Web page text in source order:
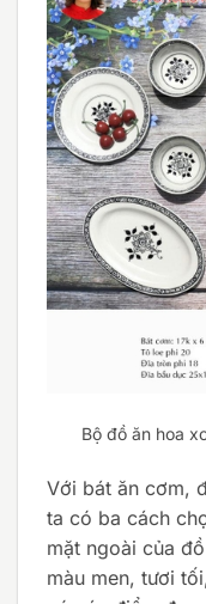
Bộ đồ ăn hoa
Với bát ăn cơm,
ta có ba cách
mặt ngoài của
màu men, tươi